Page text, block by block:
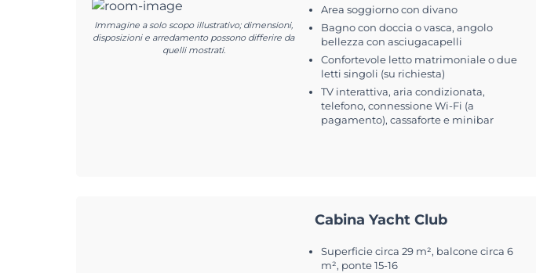
Immagine a solo scopo illustrativo; dimensioni,
disposizioni e arredamento possono differire da
quelli mostrati.
Area soggiorno con divano
Bagno con doccia o vasca, angolo
bellezza con asciugacapelli
Confortevole letto matrimoniale o due
letti singoli (su richiesta)
TV interattiva, aria condizionata,
telefono, connessione Wi-Fi (a
pagamento), cassaforte e minibar
Cabina Yacht Club
Superficie circa 29 m², balcone circa 6
m², ponte 15-16